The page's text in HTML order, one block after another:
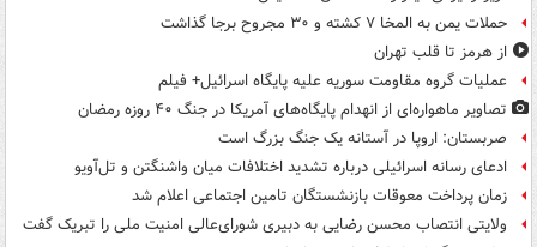
حملات یمن به المخا ۷ کشته و ۳۰ مجروح برجا گذاشت
از هرمز تا قلب تهران
عملیات گروه مقاومت سوریه علیه پایگاه اسرائیل+ فیلم
تصاویر ماهواره‌ای از انهدام پایگاه‌های آمریکا در جنگ ۴۰ روزه رمضان
صربستان: اروپا در آستانه یک جنگ بزرگ است
ادعای رسانه اسرائیلی درباره تشدید اختلافات میان واشنگتن و تل‌آویو
زمان پرداخت معوقات بازنشستگان تامین اجتماعی اعلام شد
ولایتی انتصاب محسن رضایی به دبیری شورای‌عالی امنیت ملی را تبریک گفت